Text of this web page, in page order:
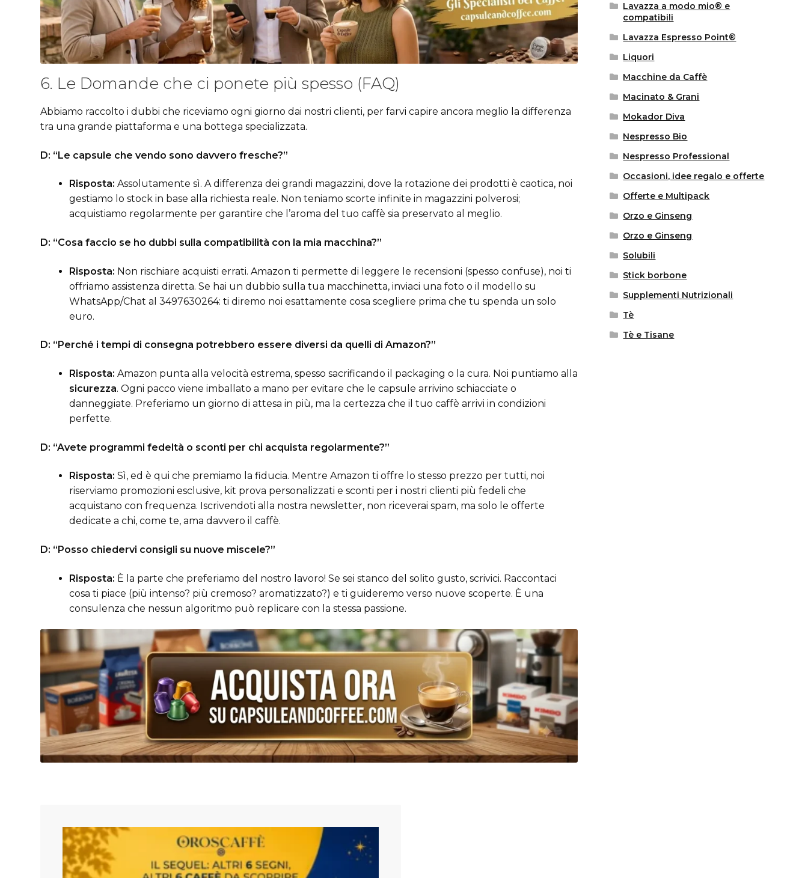
6. Le Domande che ci ponete più spesso (FAQ)
Abbiamo raccolto i dubbi che riceviamo ogni giorno dai nostri clienti, per farvi capire ancora meglio la differenza
tra una grande piattaforma e una bottega specializzata.
D: “Le capsule che vendo sono davvero fresche?”
Risposta: Assolutamente sì. A differenza dei grandi magazzini, dove la rotazione dei prodotti è caotica, noi
gestiamo lo stock in base alla richiesta reale. Non teniamo scorte infinite in magazzini polverosi;
acquistiamo regolarmente per garantire che l’aroma del tuo caffè sia preservato al meglio.
D: “Cosa faccio se ho dubbi sulla compatibilità con la mia macchina?”
Risposta: Non rischiare acquisti errati. Amazon ti permette di leggere le recensioni (spesso confuse), noi ti
offriamo assistenza diretta. Se hai un dubbio sulla tua macchinetta, inviaci una foto o il modello su
WhatsApp/Chat al 3497630264: ti diremo noi esattamente cosa scegliere prima che tu spenda un solo
euro.
D: “Perché i tempi di consegna potrebbero essere diversi da quelli di Amazon?”
Risposta: Amazon punta alla velocità estrema, spesso sacrificando il packaging o la cura. Noi puntiamo alla
sicurezza. Ogni pacco viene imballato a mano per evitare che le capsule arrivino schiacciate o
danneggiate. Preferiamo un giorno di attesa in più, ma la certezza che il tuo caffè arrivi in condizioni
perfette.
D: “Avete programmi fedeltà o sconti per chi acquista regolarmente?”
Risposta: Sì, ed è qui che premiamo la fiducia. Mentre Amazon ti offre lo stesso prezzo per tutti, noi
riserviamo promozioni esclusive, kit prova personalizzati e sconti per i nostri clienti più fedeli che
acquistano con frequenza. Iscrivendoti alla nostra newsletter, non riceverai spam, ma solo le offerte
dedicate a chi, come te, ama davvero il caffè.
D: “Posso chiedervi consigli su nuove miscele?”
Risposta: È la parte che preferiamo del nostro lavoro! Se sei stanco del solito gusto, scrivici. Raccontaci
cosa ti piace (più intenso? più cremoso? aromatizzato?) e ti guideremo verso nuove scoperte. È una
consulenza che nessun algoritmo può replicare con la stessa passione.
Lavazza a modo mio® e
compatibili
Lavazza Espresso Point®
Liquori
Macchine da Caffè
Macinato & Grani
Mokador Diva
Nespresso Bio
Nespresso Professional
Occasioni, idee regalo e offerte
Offerte e Multipack
Orzo e Ginseng
Orzo e Ginseng
Solubili
Stick borbone
Supplementi Nutrizionali
Tè
Tè e Tisane